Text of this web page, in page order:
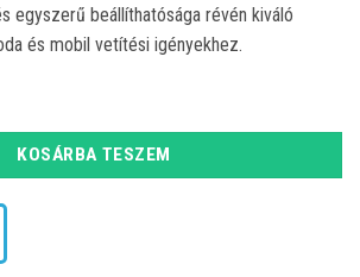
egyszerű beállíthatósága révén kiváló
és mobil vetítési igényekhez.
mennyiség
KOSÁRBA TESZEM